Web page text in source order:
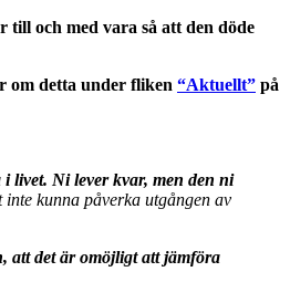
och med vara så att den döde
om detta under fliken “Aktuellt” på
livet. Ni lever kvar, men den ni
kunna påverka utgången av
att det är omöjligt att jämföra